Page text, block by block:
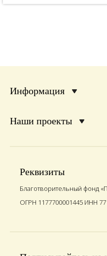
Информация
Наши проекты
Реквизиты
Благотворительный фонд
ОГРН 1177700001445 ИНН